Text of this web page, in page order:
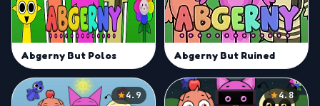
Abgerny But Polos Abgerny But Ruined
4.9 4.8